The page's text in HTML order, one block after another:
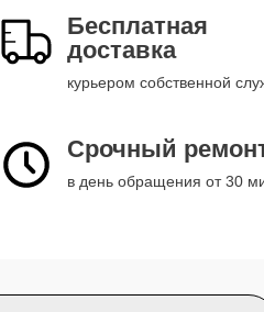
Бесплатная
доставка
курьером собственной
Срочный
в день обращения от 30